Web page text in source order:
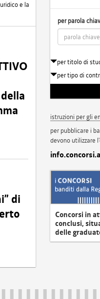
e la
di
per parola
per titolo di
per tipo di
istruzioni per gli
per pubblicare i
devono utilizzare
Concorsi in
conclusi,
delle